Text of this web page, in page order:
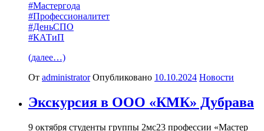
#Мастергода
#Профессионалитет
#ДеньСПО
#КАТиП
(далее…)
От administrator Опубликовано 10.10.2024 Новости
Экскурсия в ООО «КМК» Дубрава
9 октября студенты группы 2мс23 профессии «Мастер